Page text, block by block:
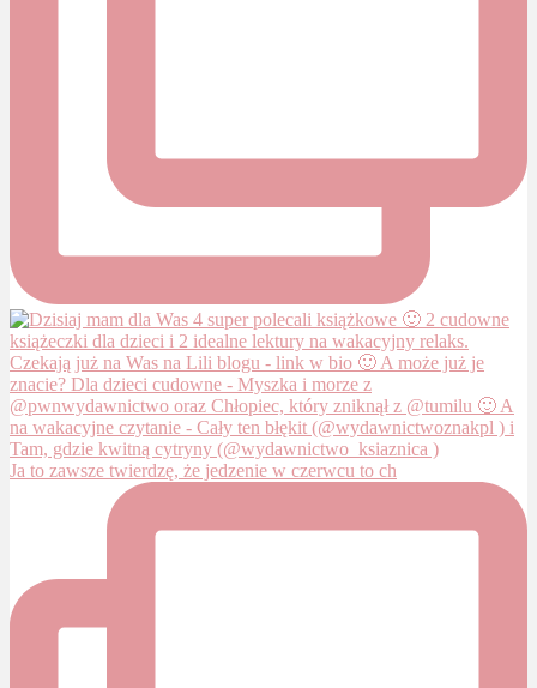
Ja to zawsze twierdzę, że jedzenie w czerwcu to ch